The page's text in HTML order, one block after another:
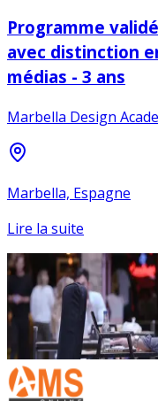
Programme
avec distinction
médias - 3 ans
Marbella Design
Marbella, Espagne
Lire la suite